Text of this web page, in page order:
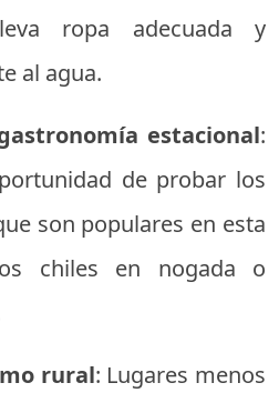
ropa adecuada y
al agua.
estacional:
de probar los
son populares en esta
chiles en nogada o
rural: Lugares menos